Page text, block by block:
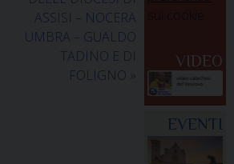
ASSISI – NOCERA
UMBRA – GUALDO
TADINO E DI
FOLIGNO »
VIDEO
EVENTI